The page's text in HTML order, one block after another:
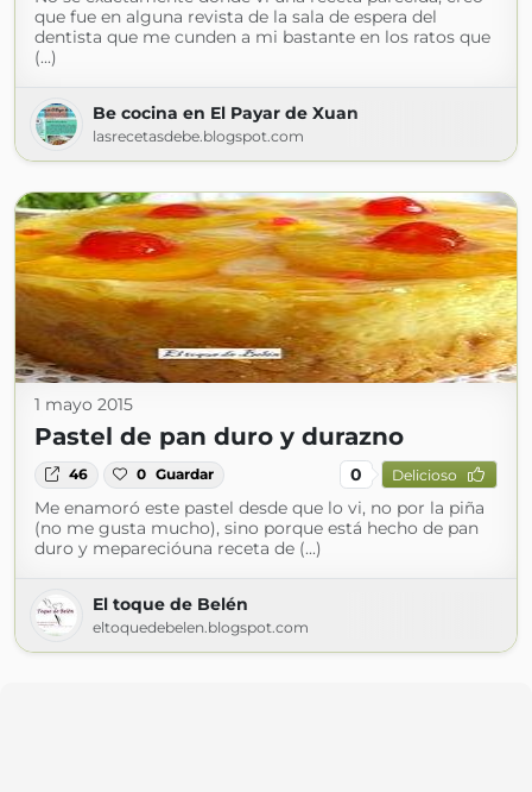
que fue en alguna revista de la sala de espera del
dentista que me cunden a mi bastante en los ratos que
(...)
Be cocina en El Payar de Xuan
lasrecetasdebe.blogspot.com
1 mayo 2015
Pastel de pan duro y durazno
46 0 Guardar 0 Delicioso
Me enamoró este pastel desde que lo vi, no por la piña
(no me gusta mucho), sino porque está hecho de pan
duro y meparecióuna receta de (...)
El toque de Belén
eltoquedebelen.blogspot.com